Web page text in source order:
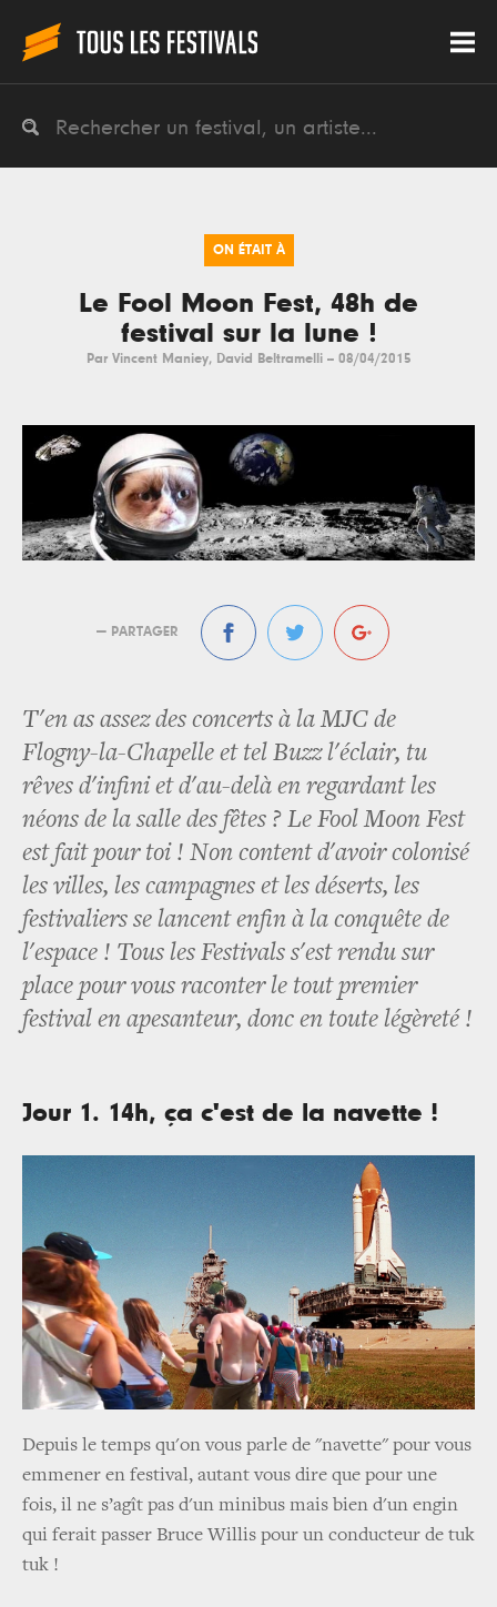
ON ÉTAIT À
Le Fool Moon Fest, 48h de
festival sur la lune !
Par Vincent Maniey, David Beltramelli -- 08/04/2015
— PARTAGER
T'en as assez des concerts à la MJC de
Flogny-la-Chapelle et tel Buzz l'éclair, tu
rêves d'infini et d'au-delà en regardant les
néons de la salle des fêtes ? Le Fool Moon Fest
est fait pour toi ! Non content d'avoir colonisé
les villes, les campagnes et les déserts, les
festivaliers se lancent enfin à la conquête de
l'espace ! Tous les Festivals s'est rendu sur
place pour vous raconter le tout premier
festival en apesanteur, donc en toute légèreté !
Jour 1. 14h, ça c'est de la navette !
Depuis le temps qu'on vous parle de "navette" pour vous
emmener en festival, autant vous dire que pour une
fois, il ne s’agît pas d'un minibus mais bien d'un engin
qui ferait passer Bruce Willis pour un conducteur de tuk
tuk !